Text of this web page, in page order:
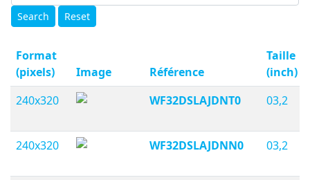
Search Reset
Format
(pixels)
Image Référence
Taille
(inch)
240x320
WF32DSLAJDNT0 03,2
240x320 WF32DSLAJDNN0 03,2